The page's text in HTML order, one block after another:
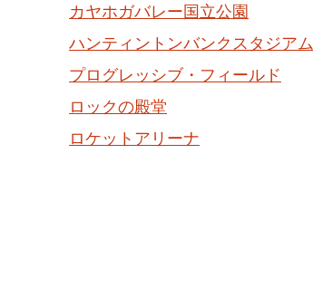
カヤホガバレー国立公園
ハンティントンバンクスタジアム
プログレッシブ・フィールド
ロックの殿堂
ロケットアリーナ